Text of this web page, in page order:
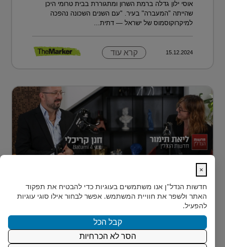
אוסי ילון גדלה ברמת השרון ומתגוררת בבית טרומי היכן
שהייתה "המעברה" בעיר. "עם השנים השכונה נהפכה
למיקרוקוסמוס של ישראל — דתית...
15.12.2024 קרא עוד
הראשון?
רבים מאיתנו הישראלים חולמים על השקעת נדל״ן – אבל
נתקעים בשלב הראשון.
15.12.2024 קרא עוד
×
חדשות הנדל"ן אנו משתמשים בעוגיות כדי להבטיח את תפקוד
האתר ולשפר את חוויית המשתמש. אפשר לבחור אילו סוגי עוגיות
להפעיל.
קבל הכל
הסר לא הכרחיות